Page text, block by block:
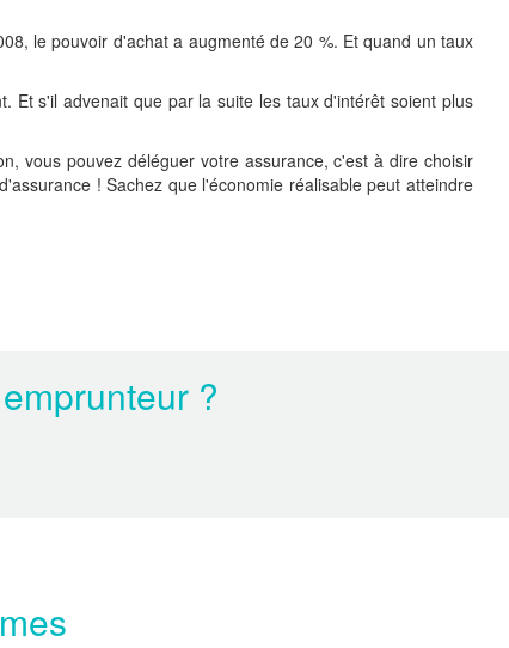
le pouvoir d'achat a augmenté de 20 %. Et quand un taux
Et s'il advenait que par la suite les taux d'intérêt soient plus
vous pouvez déléguer votre assurance, c'est à dire choisir
! Sachez que l'économie réalisable peut atteindre
?